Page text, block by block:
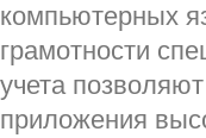
компьютерных
грамотности
учета
приложения